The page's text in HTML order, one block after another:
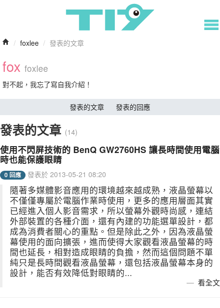
/ foxlee / 發表的文章
fox foxlee
對不起，我忘了寫自我介紹！
發表的文章 發表的回應
發表的文章 (14)
使用不閃屏技術的 BenQ GW2760HS 讓長時間使用電腦
時也能保護眼睛
0 回應 發表於 2013-05-21 08:20
隨著多媒體影音應用的環境越來越成熟，液晶螢幕以
不僅僅專屬於電腦作業時使用，更多的應用層面其實
已經進入個人影音需求，所以螢幕外觀時尚感，連結
外部裝置的各種介面，還有內建的功能選單設計，都
成為消費者關心的重點。但是除此之外，因為液晶螢
幕使用的面向擴張，進而使得大家觀看液晶螢幕的時
間也延長，相對造成眼睛的負擔，然而這個問題不單
純只是長時間觀看液晶螢幕，還包括液晶螢幕本身的
設計，能否有效降低對眼睛的...
看全文